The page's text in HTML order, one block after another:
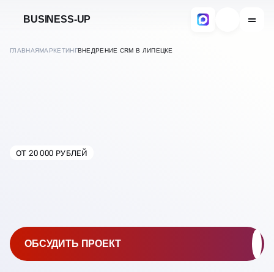
BUSINESS-UP
ГЛАВНАЯМАРКЕТИНГВНЕДРЕНИЕ CRM В ЛИПЕЦКЕ
ОТ 20 000 РУБЛЕЙ
ОБСУДИТЬ ПРОЕКТ